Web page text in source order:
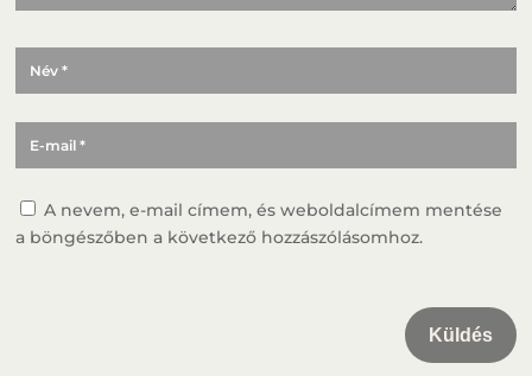
A nevem, e-mail címem, és weboldalcímem mentése
a böngészőben a következő hozzászólásomhoz.
Küldés